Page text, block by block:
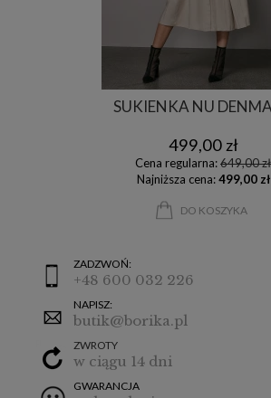
SUKIENKA NU
499,00 zł
Cena regularna:649,00 zł
Najniższa cena:499,00 zł
DO KOSZYKA
ZADZWOŃ:
+48 600 032 226
NAPISZ:
butik@borika.pl
ZWROTY
w ciągu 14 dni
GWARANCJA